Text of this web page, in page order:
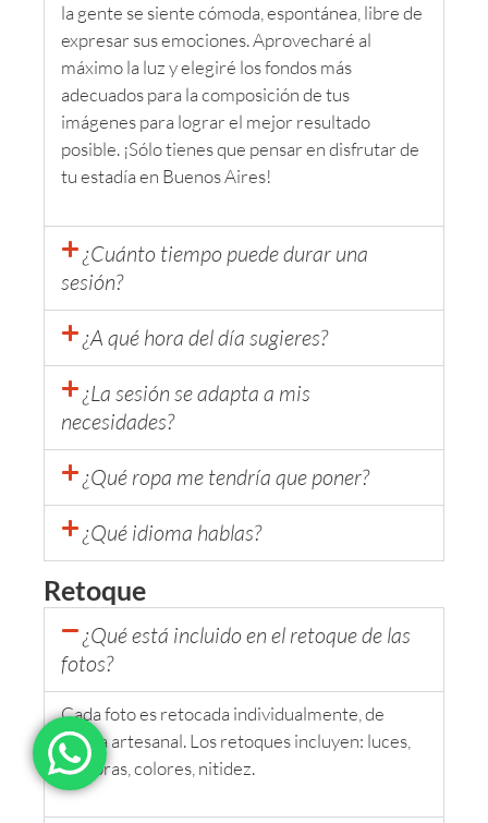
la gente se siente cómoda, espontánea, libre de
expresar sus emociones. Aprovecharé al
máximo la luz y elegiré los fondos más
adecuados para la composición de tus
imágenes para lograr el mejor resultado
posible. ¡Sólo tienes que pensar en disfrutar de
tu estadía en Buenos Aires!
¿Cuánto tiempo puede durar una
sesión?
¿A qué hora del día sugieres?
¿La sesión se adapta a mis
necesidades?
¿Qué ropa me tendría que poner?
¿Qué idioma hablas?
Retoque
¿Qué está incluido en el retoque de las
fotos?
Cada foto es retocada individualmente, de
forma artesanal. Los retoques incluyen: luces,
sombras, colores, nitidez.